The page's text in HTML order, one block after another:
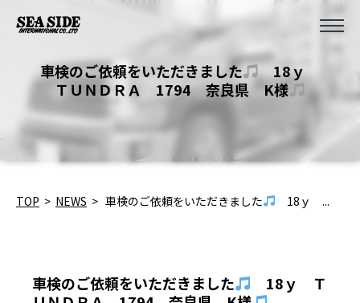
車検のご依頼をいただきました
18ｙ
ＴＵＮＤＲＡ 1794 奈良県 K様
TOP > NEWS > 車検のご依頼をいただきました 18ｙ ...
車検のご依頼をいただきました
18ｙ Ｔ